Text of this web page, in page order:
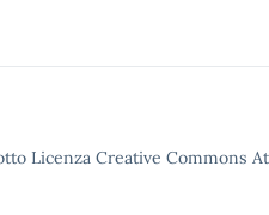
Licenza Creative Commons